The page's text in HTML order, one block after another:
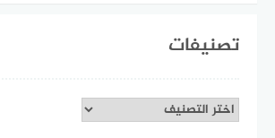
تصنيفات
تصنيفات